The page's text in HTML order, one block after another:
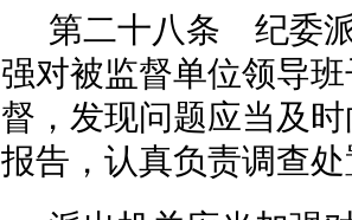
第二十八条 纪委
强对被监督单位领导
督，发现问题应当及
报告，认真负责调查